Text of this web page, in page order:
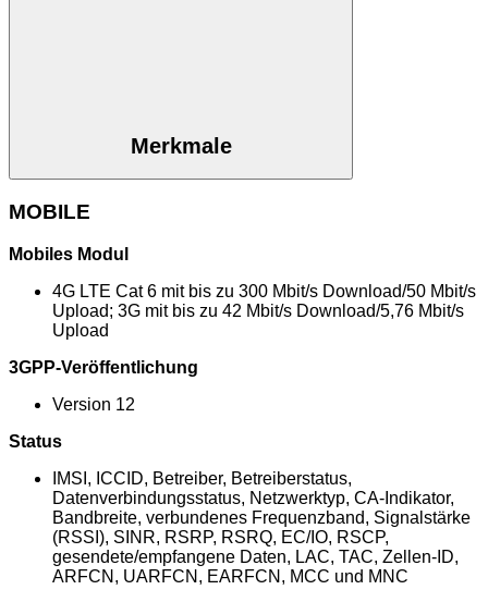
Merkmale
MOBILE
Mobiles Modul
4G LTE Cat 6 mit bis zu 300 Mbit/s Download/50 Mbit/s
Upload; 3G mit bis zu 42 Mbit/s Download/5,76 Mbit/s
Upload
3GPP-Veröffentlichung
Version 12
Status
IMSI, ICCID, Betreiber, Betreiberstatus,
Datenverbindungsstatus, Netzwerktyp, CA-Indikator,
Bandbreite, verbundenes Frequenzband, Signalstärke
(RSSI), SINR, RSRP, RSRQ, EC/IO, RSCP,
gesendete/empfangene Daten, LAC, TAC, Zellen-ID,
ARFCN, UARFCN, EARFCN, MCC und MNC